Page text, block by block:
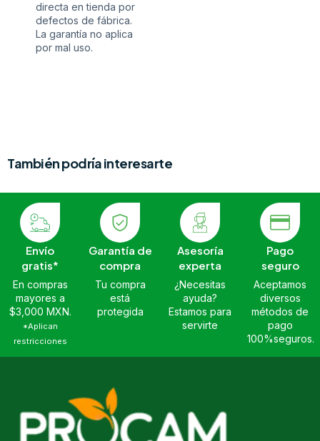
directa en tienda por
defectos de fábrica.
La garantía no aplica
por mal uso.
También podría interesarte
Envío
gratis*
En compras
mayores a
$3,000 MXN.
*Aplican
restricciones
Garantía de
compra
Tu compra
está
protegida
Asesoría
experta
¿Necesitas
ayuda?
Estamos para
servirte
Pago
seguro
Aceptamos
diversos
métodos de
pago
100%seguros.